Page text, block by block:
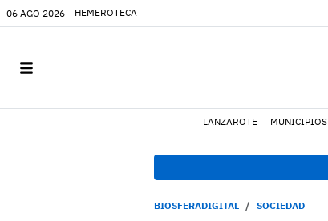
06 AGO 2026 HEMEROTECA
LANZAROTE MUNICIPIOS
BIOSFERADIGITAL SOCIEDAD